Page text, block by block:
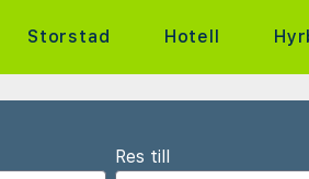
Storstad Hotell
Res till